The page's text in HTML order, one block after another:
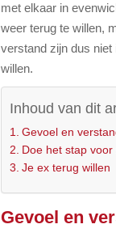
met elkaar in
weer terug te willen,
verstand zijn dus
willen.
Inhoud van dit
Gevoel en
Doe het stap voor
Je ex terug willen
Gevoel en